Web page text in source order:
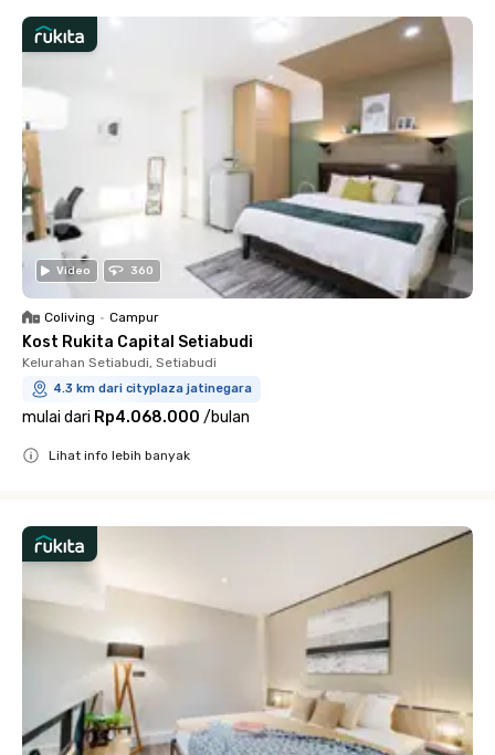
Video 360
Coliving • Campur
Kost Rukita Capital Setiabudi
Kelurahan Setiabudi, Setiabudi
4.3 km dari cityplaza jatinegara
mulai dari Rp4.068.000 /bulan
Lihat info lebih banyak